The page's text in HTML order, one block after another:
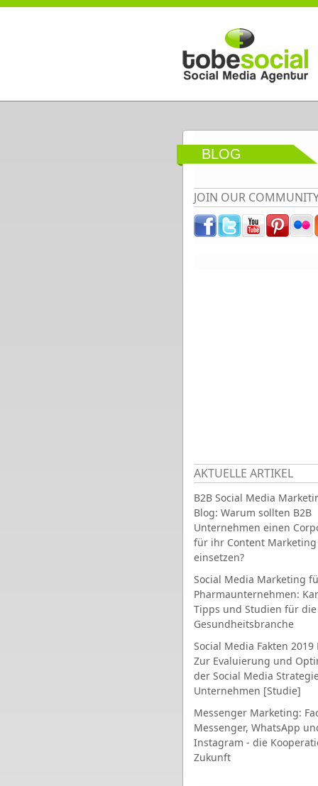
Direkt zum Inhalt
BLOG
JOIN OUR
AKTUELLE ARTIKEL
B2B Social Media
Blog: Warum sollten B2B
Unternehmen einen
für ihr Content Marketing
einsetzen?
Social Media Marketing
Pharmaunternehmen:
Tipps und Studien für die
Gesundheitsbranche
Social Media Fakten 2019
Zur Evaluierung und
der Social Media
Unternehmen [Studie]
Messenger Marketing:
Messenger, WhatsApp
Instagram - die
Zukunft